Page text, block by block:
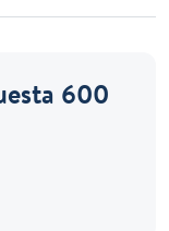
600